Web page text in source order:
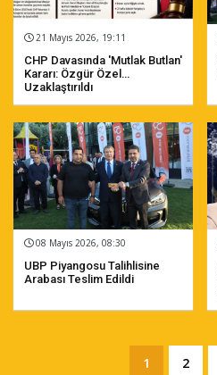
21 Mayıs 2026, 19:11
CHP Davasında 'mutlak Butlan'
Kararı: Özgür Özel
Uzaklaştırıldı
08 Mayıs 2026, 08:30
UBP Piyangosu Talihlisine
Arabası Teslim Edildi
1 2